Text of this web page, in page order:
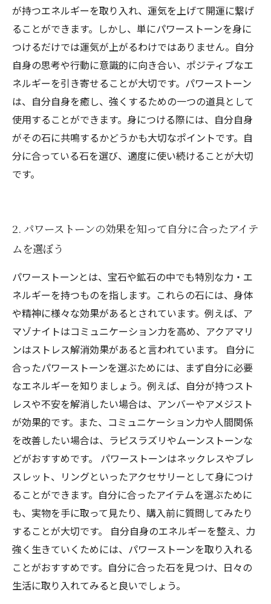
が持つエネルギーを取り入れ、運気を上げて開運に繋げ
ることができます。しかし、単にパワーストーンを身に
つけるだけでは運気が上がるわけではありません。自分
自身の思考や行動に意識的に向き合い、ポジティブなエ
ネルギーを引き寄せることが大切です。パワーストーン
は、自分自身を癒し、強くするための一つの道具として
使用することができます。身につける際には、自分自身
がその石に共鳴するかどうかも大切なポイントです。自
分に合っている石を選び、適度に使い続けることが大切
です。
2. パワーストーンの効果を知って自分に合ったアイテ
ムを選ぼう
パワーストーンとは、宝石や鉱石の中でも特別な力・エ
ネルギーを持つものを指します。これらの石には、身体
や精神に様々な効果があるとされています。例えば、ア
マゾナイトはコミュニケーション力を高め、アクアマリ
ンはストレス解消効果があると言われています。 自分に
合ったパワーストーンを選ぶためには、まず自分に必要
なエネルギーを知りましょう。例えば、自分が持つスト
レスや不安を解消したい場合は、アンバーやアメジスト
が効果的です。また、コミュニケーション力や人間関係
を改善したい場合は、ラピスラズリやムーンストーンな
どがおすすめです。 パワーストーンはネックレスやブレ
スレット、リングといったアクセサリーとして身につけ
ることができます。自分に合ったアイテムを選ぶために
も、実物を手に取って見たり、購入前に質問してみたり
することが大切です。 自分自身のエネルギーを整え、力
強く生きていくためには、パワーストーンを取り入れる
ことがおすすめです。自分に合った石を見つけ、日々の
生活に取り入れてみると良いでしょう。